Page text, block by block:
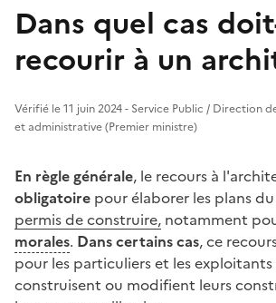
Dans quel cas
recourir à un
Vérifié le 11 juin 2024 - Service Public / Direction
et administrative (Premier ministre)
En règle générale, le recours à
obligatoire pour élaborer les plans
permis de construire, notamment
morales. Dans certains cas, ce
pour les particuliers et les
construisent ou modifient leurs